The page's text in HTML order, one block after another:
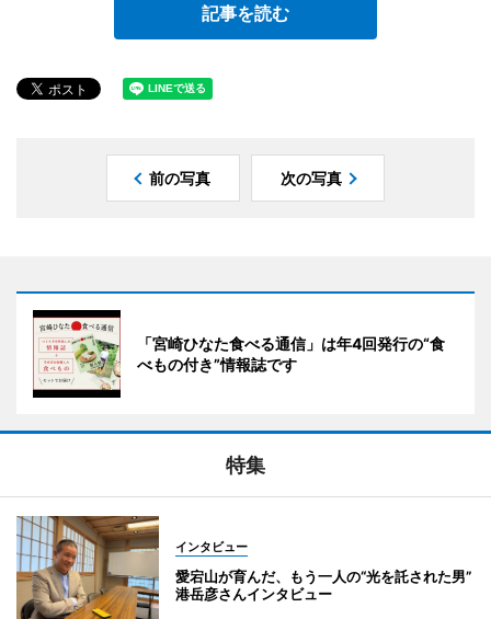
記事を読む
前の写真 次の写真
「宮崎ひなた食べる通信」は年4回発行の“食
べもの付き”情報誌です
特集
インタビュー
愛宕山が育んだ、もう一人の“光を託された男”
港岳彦さんインタビュー